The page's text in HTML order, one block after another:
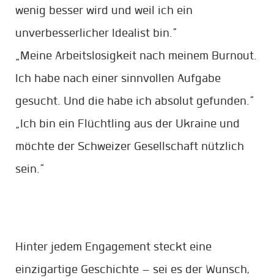
wenig besser wird und weil ich ein
unverbesserlicher Idealist bin.“
„Meine Arbeitslosigkeit nach meinem Burnout.
Ich habe nach einer sinnvollen Aufgabe
gesucht. Und die habe ich absolut gefunden.“
„Ich bin ein Flüchtling aus der Ukraine und
möchte der Schweizer Gesellschaft nützlich
sein.“
Hinter jedem Engagement steckt eine
einzigartige Geschichte – sei es der Wunsch,